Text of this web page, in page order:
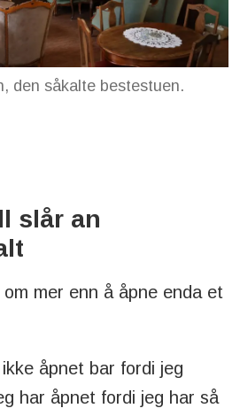
den såkalte bestestuen.
slår an
mer enn å åpne enda et
åpnet bar fordi jeg
har åpnet fordi jeg har så